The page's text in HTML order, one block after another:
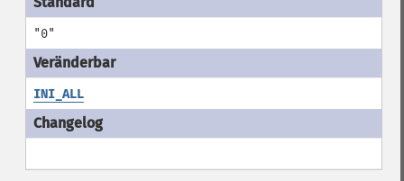
"0"
INI_ALL